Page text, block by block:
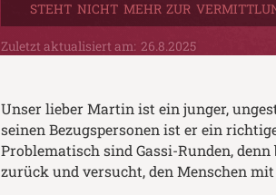
STEHT NICHT MEHR ZUR
Zuletzt aktualisiert am: 26.8.2025
Unser lieber Martin ist ein junger,
seinen Bezugspersonen ist er ein
Problematisch sind Gassi-Runden,
zurück und versucht, den Menschen